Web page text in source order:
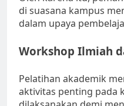
di suasana kampus
dalam upaya
Workshop Ilmiah
Pelatihan akademik
aktivitas penting pada